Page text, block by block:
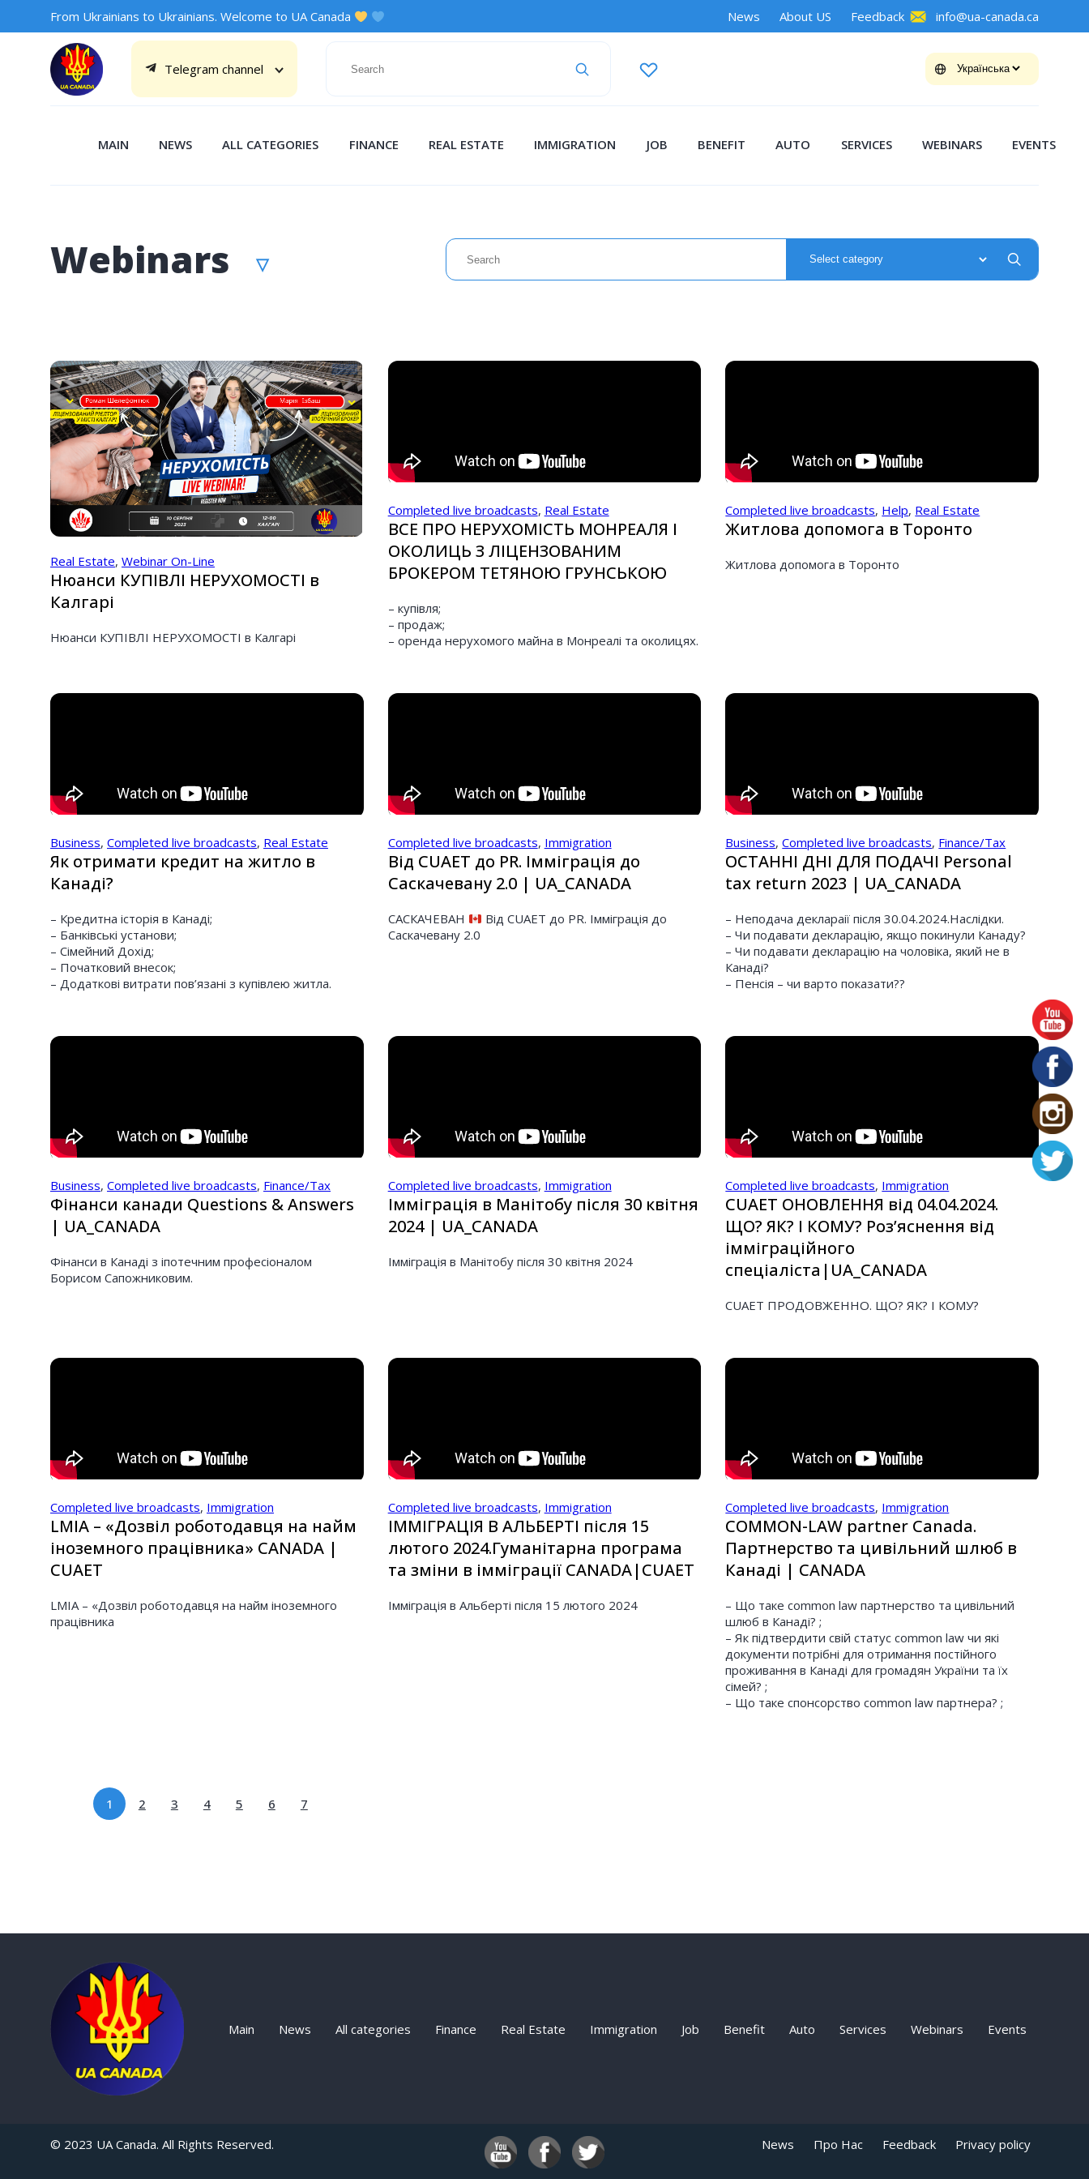
From Ukrainians to Ukrainians. Welcome to UA Canada News About US Feedback info@ua-canada.ca
Telegram channel
MAIN NEWS ALL CATEGORIES FINANCE REAL ESTATE IMMIGRATION JOB BENEFIT AUTO SERVICES WEBINARS EVENTS
Webinars ▽
Real Estate, Webinar On-Line
Нюанси КУПІВЛІ НЕРУХОМОСТІ в
Калгарі
Нюанси КУПІВЛІ НЕРУХОМОСТІ в Калгарі
Completed live broadcasts, Real Estate
ВСЕ ПРО НЕРУХОМІСТЬ МОНРЕАЛЯ І
ОКОЛИЦЬ З ЛІЦЕНЗОВАНИМ
БРОКЕРОМ ТЕТЯНОЮ ГРУНСЬКОЮ
– купівля;
– продаж;
– оренда нерухомого майна в Монреалі та околицях.
Completed live broadcasts, Help, Real Estate
Житлова допомога в Торонто
Житлова допомога в Торонто
Business, Completed live broadcasts, Real Estate
Як отримати кредит на житло в
Канаді?
– Кредитна історія в Канаді;
– Банківські установи;
– Сімейний Дохід;
– Початковий внесок;
– Додаткові витрати пов’язані з купівлею житла.
Completed live broadcasts, Immigration
Від CUAET до PR. Імміграція до
Саскачевану 2.0 | UA_CANADA
САСКАЧЕВАН
Від CUAET до PR. Імміграція до
Саскачевану 2.0
Business,Completed live broadcasts, Finance/Tax
ОСТАННІ ДНІ ДЛЯ ПОДАЧІ Personal
tax return 2023 | UA_CANADA
– Неподача деклараії після 30.04.2024.Наслідки.
– Чи подавати декларацію, якщо покинули Канаду?
– Чи подавати декларацію на чоловіка, який не в
Канаді?
– Пенсія – чи варто показати??
Business, Completed live broadcasts, Finance/Tax
Фінанси канади Questions & Answers
| UA_CANADA
Фінанси в Канаді з іпотечним професіоналом
Борисом Сапожниковим.
Completed live broadcasts, Immigration
Імміграція в Манітобу після 30 квітня
2024 | UA_CANADA
Імміграція в Манітобу після 30 квітня 2024
Completed live broadcasts, Immigration
CUAET ОНОВЛЕННЯ від 04.04.2024.
ЩО? ЯК? І КОМУ? Розʼяснення від
імміграційного
спеціаліста|UA_CANADA
CUAET ПРОДОВЖЕННО. ЩО? ЯК? І КОМУ?
Completed live broadcasts, Immigration
LMIA – «Дозвіл роботодавця на найм
іноземного працівника» CANADA |
CUAET
LMIA – «Дозвіл роботодавця на найм іноземного
працівника
Completed live broadcasts, Immigration
ІММІГРАЦІЯ В АЛЬБЕРТІ після 15
лютого 2024.Гуманітарна програма
та зміни в імміграції CANADA|CUAET
Імміграція в Альберті після 15 лютого 2024
Completed live broadcasts, Immigration
СOMMON-LAW partner Canada.
Партнерство та цивільний шлюб в
Канаді | CANADA
– Що таке common law партнерство та цивільний
шлюб в Канаді? ;
– Як підтвердити свій статус common law чи які
документи потрібні для отримання постійного
проживання в Канаді для громадян України та їх
сімей? ;
– Що таке спонсорство common law партнера? ;
1 2 3 4 5 6 7
Main News All categories Finance Real Estate Immigration Job Benefit Auto Services Webinars Events
© 2023 UA Canada. All Rights Reserved. News Про Нас Feedback Privacy policy